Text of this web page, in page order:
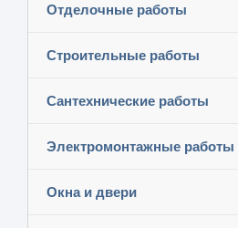
Отделочные работы
Строительные работы
Сантехнические работы
Электромонтажные работы
Окна и двери